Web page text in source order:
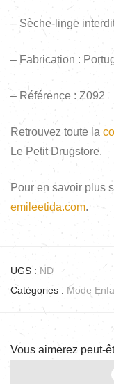
– Sèche-linge
– Fabrication :
– Référence : Z092
Retrouvez toute la
Le Petit Drugstore.
Pour en savoir plus
emileetida.com.
UGS : ND
Catégories : Mode
Vous aimerez peut-